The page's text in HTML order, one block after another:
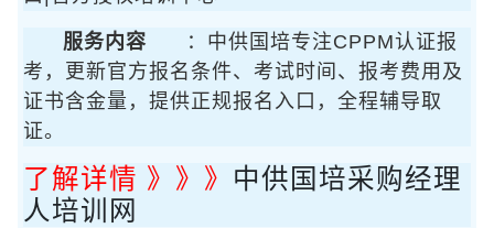
服务内容
：中供国培专注CPPM认证报
考，更新官方报名条件、考试时间、报考费用及
证书含金量，提供正规报名入口，全程辅导取
证。
了解详情 》》》 中供国培采购经理
人培训网